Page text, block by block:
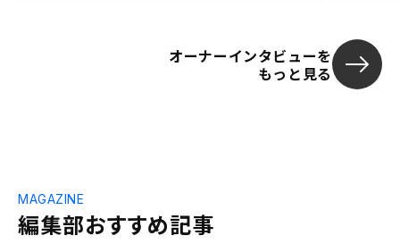
オーナーインタビューを
もっと見る
編集部おすすめ記事
MAGAZINE